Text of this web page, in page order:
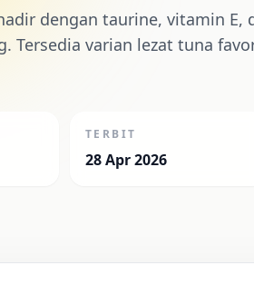
dengan taurine, vitamin
Tersedia varian lezat tuna
TERBIT
28 Apr 2026